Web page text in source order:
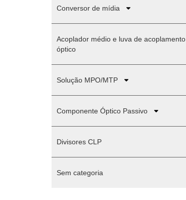
Conversor de mídia
Acoplador médio e luva de acoplamento
óptico
Solução MPO/MTP
Componente Óptico Passivo
Divisores CLP
Sem categoria